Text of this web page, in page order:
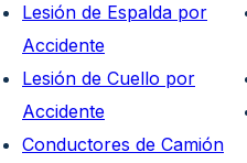
Lesión de Espalda por
Accidente
Lesión de Cuello por
Accidente
Conductores de Camión